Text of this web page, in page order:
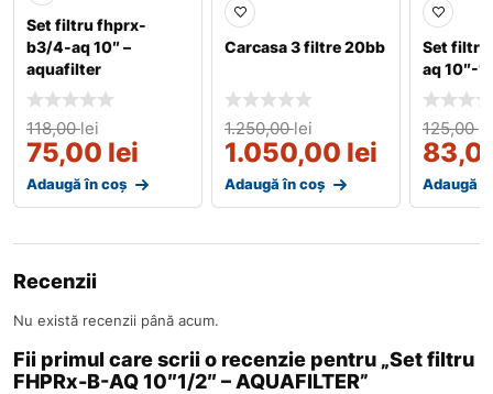
Set filtru fhprx-
b3/4-aq 10″ –
aquafilter
118,00lei
75,00 lei
Adaugă în coș
Carcasa 3 filtre 20bb
1.250,00lei
1.050,00 lei
Adaugă în coș
Set
aq 10″-
125,00
Adaugă
Recenzii
Nu există recenzii până acum.
Fii primul care scrii o recenzie pentru „Set filtru
FHPRx-B-AQ 10″1/2″ – AQUAFILTER”